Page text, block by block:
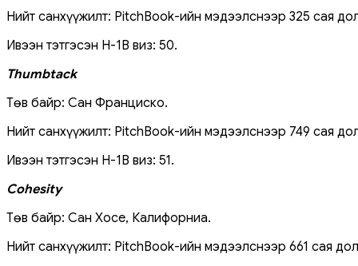
Нийт санхүүжилт: PitchBook-ийн мэдээлснээр 325 сая
Ивээн тэтгэсэн H-1B виз: 50.
Thumbtack
Төв байр: Сан Франциско.
Нийт санхүүжилт: PitchBook-ийн мэдээлснээр 749 сая
Ивээн тэтгэсэн H-1B виз: 51.
Cohesity
Төв байр: Сан Хосе, Калифорниа.
Нийт санхүүжилт: PitchBook-ийн мэдээлснээр 661 сая